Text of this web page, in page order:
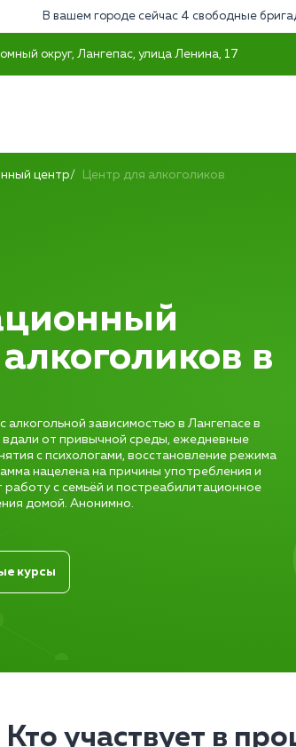
В вашем городе сейчас 4 свободные
округ, Лангепас, улица Ленина, 17
центр Центр для алкоголиков
в
зависимостью в Лангепасе в
от привычной среды, ежедневные
с психологами, восстановление режима
нацелена на причины употребления и
с семьёй и постреабилитационное
домой. Анонимно.
курсы
Кто участвует в